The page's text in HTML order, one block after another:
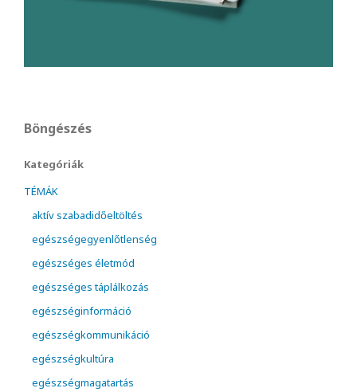
Böngészés
Kategóriák
TÉMÁK
aktív szabadidőeltöltés
egészségegyenlőtlenség
egészséges életmód
egészséges táplálkozás
egészséginformáció
egészségkommunikáció
egészségkultúra
egészségmagatartás